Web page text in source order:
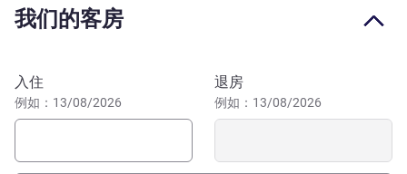
订）、健身房和美食阁。
我们的客房
预订此酒店
入住
例如：13/08/2026
退房
例如：13/08/2026